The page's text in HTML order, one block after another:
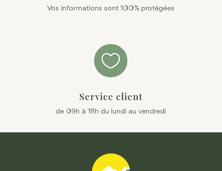
Vos informations sont 100% protégées

Service client
de 09h à 18h du lundi au vendredi